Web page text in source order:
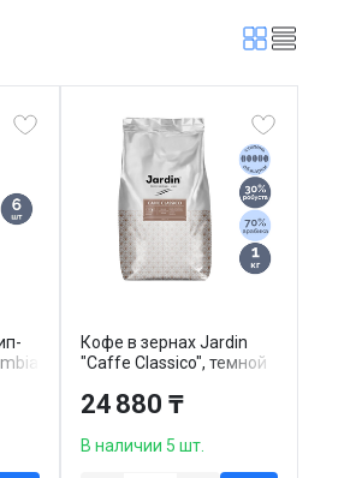
Кофе в зернах Jardin
"Caffe Classico", темной
24 880 ₸
В наличии 5 шт.